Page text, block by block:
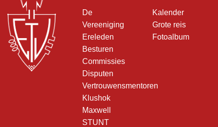
De
Vereeniging
Ereleden
Besturen
Commissies
Disputen
Vertrouwensmentoren
Klushok
Maxwell
STUNT
Kalender
Grote reis
Fotoalbum